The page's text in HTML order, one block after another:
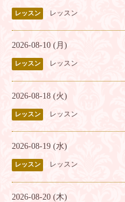
レッスン レッスン
2026-08-10 (月)
レッスン レッスン
2026-08-18 (火)
レッスン レッスン
2026-08-19 (水)
レッスン レッスン
2026-08-20 (木)